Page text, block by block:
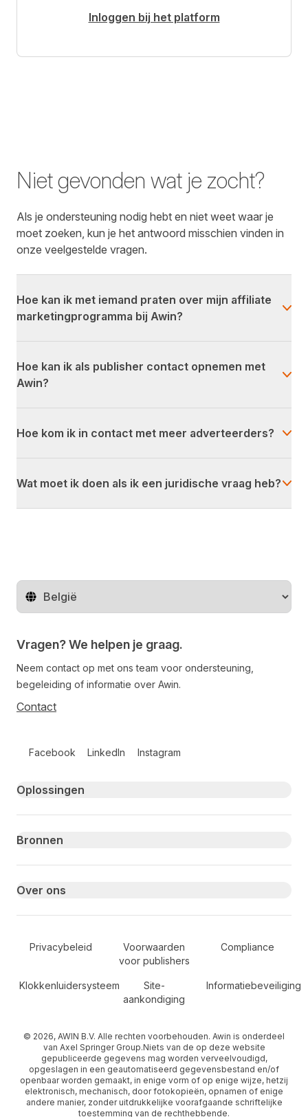
Inloggen bij het platform
Niet gevonden wat je zocht?
Als je ondersteuning nodig hebt en niet weet waar je
moet zoeken, kun je het antwoord misschien vinden in
onze veelgestelde vragen.
Hoe kan ik met iemand praten over mijn affiliate
marketingprogramma bij Awin?
Hoe kan ik als publisher contact opnemen met
Awin?
Hoe kom ik in contact met meer adverteerders?
Wat moet ik doen als ik een juridische vraag heb?
Regio wijzigen
Vragen? We helpen je graag.
Neem contact op met ons team voor ondersteuning,
begeleiding of informatie over Awin.
Contact
Facebook LinkedIn Instagram
Primary footer navigation
Oplossingen
Bronnen
Over ons
Secondary Footer Navigation
Privacybeleid
Voorwaarden
voor publishers
Compliance
Klokkenluidersysteem
Site-
aankondiging
Informatiebeveiliging
© 2026, AWIN B.V. Alle rechten voorbehouden. Awin is onderdeel
van Axel Springer Group.Niets van de op deze website
gepubliceerde gegevens mag worden verveelvoudigd,
opgeslagen in een geautomatiseerd gegevensbestand en/of
openbaar worden gemaakt, in enige vorm of op enige wijze, hetzij
elektronisch, mechanisch, door fotokopieën, opnamen of enige
andere manier, zonder uitdrukkelijke voorafgaande schriftelijke
toestemming van de rechthebbende.